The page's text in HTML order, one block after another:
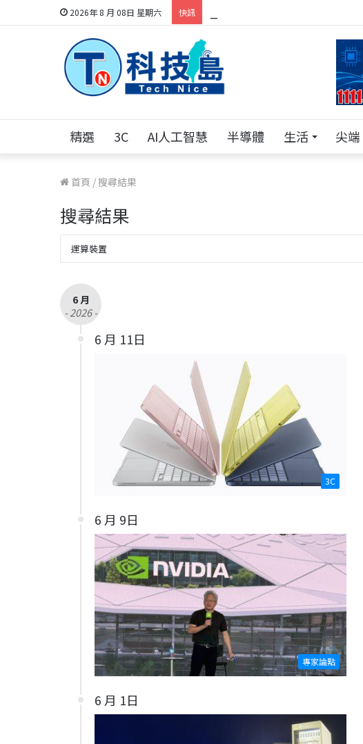
2026年 8 月 08日 星期六 快訊
精選 3C AI人工智慧 半導體 生活 尖端
首頁 /搜尋結果
搜尋結果
6 月
- 2026 -
6 月 11日
3C
6 月 9日
專家論點
6 月 1日